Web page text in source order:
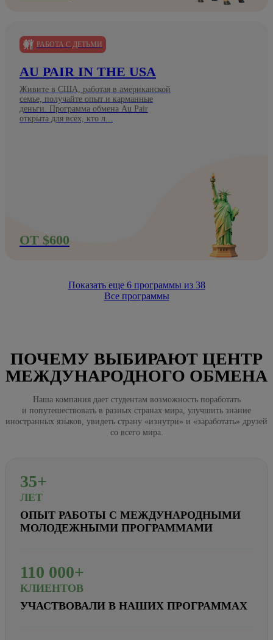
РАБОТА С ДЕТЬМИ
AU PAIR IN THE USA
Живите в США, работая в американской
семье, получайте опыт и карманные
деньги. Программа обмена Au Pair
открыта для всех, кто л...
ОТ $600
Показать еще 6программы из 38
Все программы
ПОЧЕМУ ВЫБИРАЮТ ЦЕНТР
МЕЖДУНАРОДНОГО ОБМЕНА
Наша компания дает студентам возможность поработать
и попутешествовать в разных странах мира, улучшить знание
иностранных языков, увидеть страну «изнутри» и «заработать» друзей
со всего мира.
35+
ЛЕТ
ОПЫТ РАБОТЫ С МЕЖДУНАРОДНЫМИ
МОЛОДЕЖНЫМИ ПРОГРАММАМИ
110 000+
КЛИЕНТОВ
УЧАСТВОВАЛИ В НАШИХ ПРОГРАММАХ